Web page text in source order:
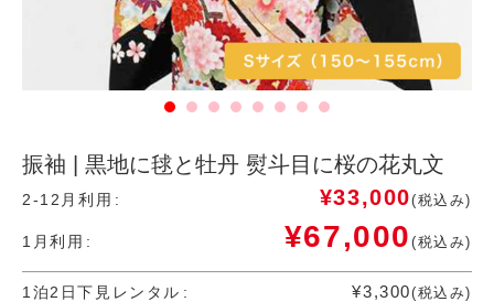
振袖 | 黒地に毬と牡丹 熨斗目に桜の花丸文
2-12月利用 ¥33,000(税込み)
1月利用 ¥67,000 (税込み)
1泊2日下見レンタル ¥3,300(税込み)